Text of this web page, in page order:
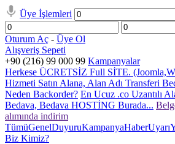
Üye İşlemleri
Oturum Aç - Üye Ol
Alışveriş Sepeti
+90 (216) 99 000 99 Kampanyalar
Herkese ÜCRETSİZ Full SİTE.
Hizmeti Satın Alana, Alan Adı Transferi
Neden Backorder? En Ucuz .co Uzantılı
Bedava, Bedava HOSTİNG Burada...
alımında indirim
TümüGenelDuyuruKampanyaHaberUyarı
Biz Kimiz?